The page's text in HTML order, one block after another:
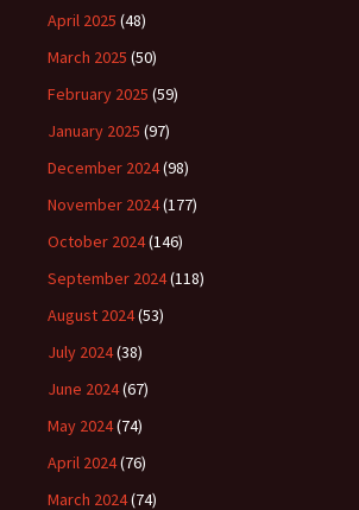
April 2025 (48)
March 2025 (50)
February 2025 (59)
January 2025 (97)
December 2024(98)
November 2024(177)
October 2024(146)
September 2024(118)
August 2024(53)
July 2024(38)
June 2024(67)
May 2024(74)
April 2024(76)
March 2024(74)